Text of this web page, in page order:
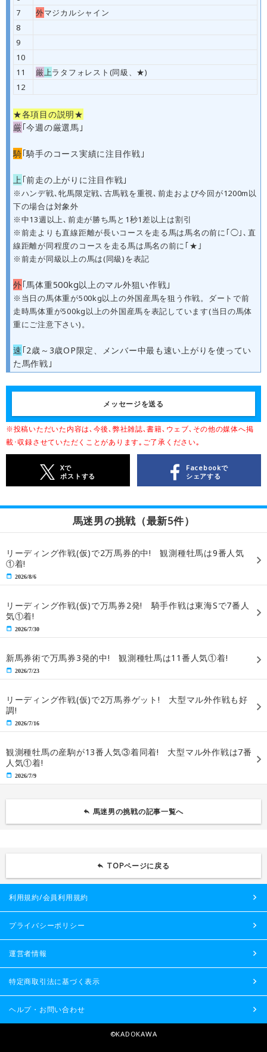
7
外マジカルシャイン
8
9
10
11
厳上ラタフォレスト(同級、★)
12
★各項目の説明★
厳｢今週の厳選馬｣
騎｢騎手のコース実績に注目作戦｣
上 ｢前走の上がりに注目作戦｣
※ハンデ戦､牝馬限定戦､古馬戦を重視､前走および今回が1200m以
下の場合は対象外
※中13週以上､前走が勝ち馬と1秒1差以上は割引
※前走よりも直線距離が長いコースを走る馬は馬名の前に｢◯｣､直
線距離が同程度のコースを走る馬は馬名の前に｢★｣
※前走が同級以上の馬は(同級)を表記
外｢馬体重500kg以上のマル外狙い作戦｣
※当日の馬体重が500kg以上の外国産馬を狙う作戦。ダートで前
走時馬体重が500kg以上の外国産馬を表記しています(当日の馬体
重にご注意下さい)。
速 ｢2歳～3歳OP限定、メンバー中最も速い上がりを使ってい
た馬作戦｣
メッセージを送る
※投稿いただいた内容は､今後､弊社雑誌､書籍､ウェブ､その他の媒体へ掲
載･収録させていただくことがあります｡ご了承ください｡
Xで
ポストする
Facebookで
シェアする
馬迷男の挑戦（最新5件）
リーディング作戦(仮)で2万馬券的中! 観測種牡馬は9番人気
①着!
2026/8/6
リーディング作戦(仮)で万馬券2発! 騎手作戦は東海Sで7番人
気①着!
2026/7/30
新馬券術で万馬券3発的中! 観測種牡馬は11番人気①着!
2026/7/23
リーディング作戦(仮)で2万馬券ゲット! 大型マル外作戦も好
調!
2026/7/16
観測種牡馬の産駒が13番人気③着同着! 大型マル外作戦は7番
人気①着!
2026/7/9
馬迷男の挑戦の記事一覧へ
TOPページに戻る
利用規約/会員利用規約
プライバシーポリシー
運営者情報
特定商取引法に基づく表示
ヘルプ・お問い合わせ
©KADOKAWA